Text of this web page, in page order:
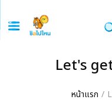
Let's
หน้าแรก